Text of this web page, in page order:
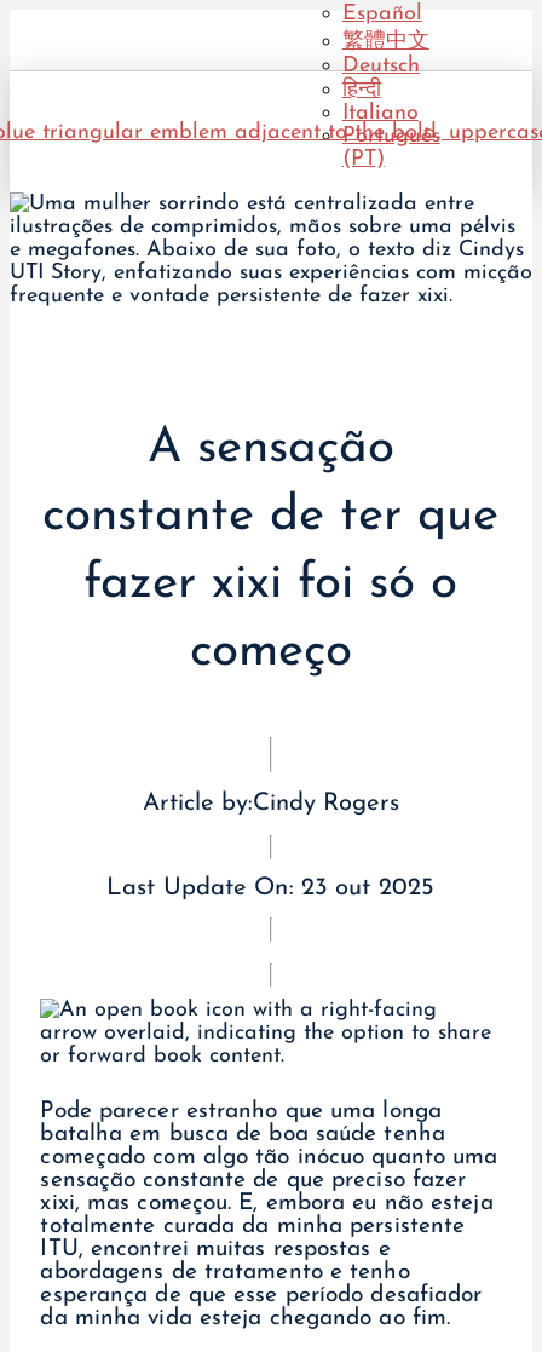
Español
繁體中文
Deutsch
हिन्दी
Italiano
Português
(PT)
A sensação
constante de ter que
fazer xixi foi só o
começo
Article by:Cindy Rogers
Last Update On: 23 out 2025
Pode parecer estranho que uma longa
batalha em busca de boa saúde tenha
começado com algo tão inócuo quanto uma
sensação constante de que preciso fazer
xixi, mas começou. E, embora eu não esteja
totalmente curada da minha persistente
ITU, encontrei muitas respostas e
abordagens de tratamento e tenho
esperança de que esse período desafiador
da minha vida esteja chegando ao fim.